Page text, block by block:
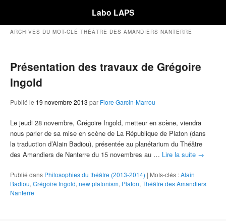
Labo LAPS
ARCHIVES DU MOT-CLÉ THÉÂTRE DES AMANDIERS NANTERRE
Présentation des travaux de Grégoire
Ingold
Publié le 19 novembre 2013 par Flore Garcin-Marrou
Le jeudi 28 novembre, Grégoire Ingold, metteur en scène, viendra
nous parler de sa mise en scène de La République de Platon (dans
la traduction d’Alain Badiou), présentée au planétarium du Théâtre
des Amandiers de Nanterre du 15 novembres au … Lire la suite →
Publié dans Philosophies du théâtre (2013-2014) | Mots-clés :Alain
Badiou, Grégoire Ingold, new platonism, Platon, Théâtre des Amandiers
Nanterre